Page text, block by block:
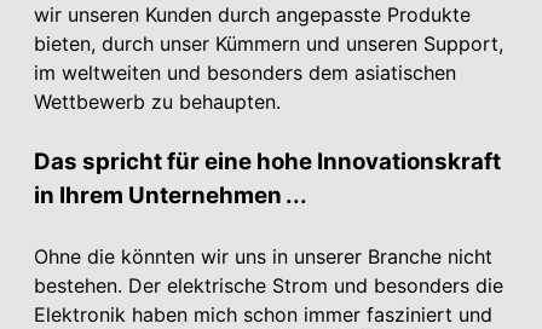
wir unseren Kunden durch angepasste Produkte
bieten, durch unser Kümmern und unseren Support,
im weltweiten und besonders dem asiatischen
Wettbewerb zu behaupten.
Das spricht für eine hohe Innovationskraft
in Ihrem Unternehmen ...
Ohne die könnten wir uns in unserer Branche nicht
bestehen. Der elektrische Strom und besonders die
Elektronik haben mich schon immer fasziniert und